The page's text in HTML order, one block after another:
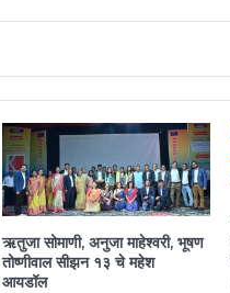
ऋतुजा सोमाणी, अनुजा माहेश्वरी, भूषण
तोष्णीवाल सीझन १३ चे महेश
आयडॉल